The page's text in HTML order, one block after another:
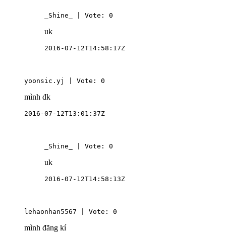
_Shine_ | Vote: 0
uk
2016-07-12T14:58:17Z
yoonsic.yj | Vote: 0
mình đk
2016-07-12T13:01:37Z
_Shine_ | Vote: 0
uk
2016-07-12T14:58:13Z
lehaonhan5567 | Vote: 0
mình đăng kí